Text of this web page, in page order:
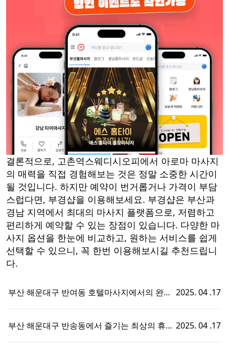
결론적으로, 고촌역스웨디시오피에서 아로마 마사지
의 매력을 직접 경험해보는 것은 정말 소중한 시간이
될 것입니다. 하지만 예약이 번거롭거나 가격이 부담
스럽다면, 부경샵을 이용해보세요. 부경샵은 부산과
경남 지역에서 최대의 마사지 플랫폼으로, 저렴하고
편리하게 예약할 수 있는 장점이 있습니다. 다양한 마
사지 옵션을 한눈에 비교하고, 원하는 서비스를 쉽게
선택할 수 있으니, 꼭 한번 이용해보시길 추천드립니
다.
부산 해운대구 반여동 호텔마사지에서의 완벽 2025. 04 .17
부산 해운대구 반송동에서 즐기는 최상의 휴식, 2025. 04 .17